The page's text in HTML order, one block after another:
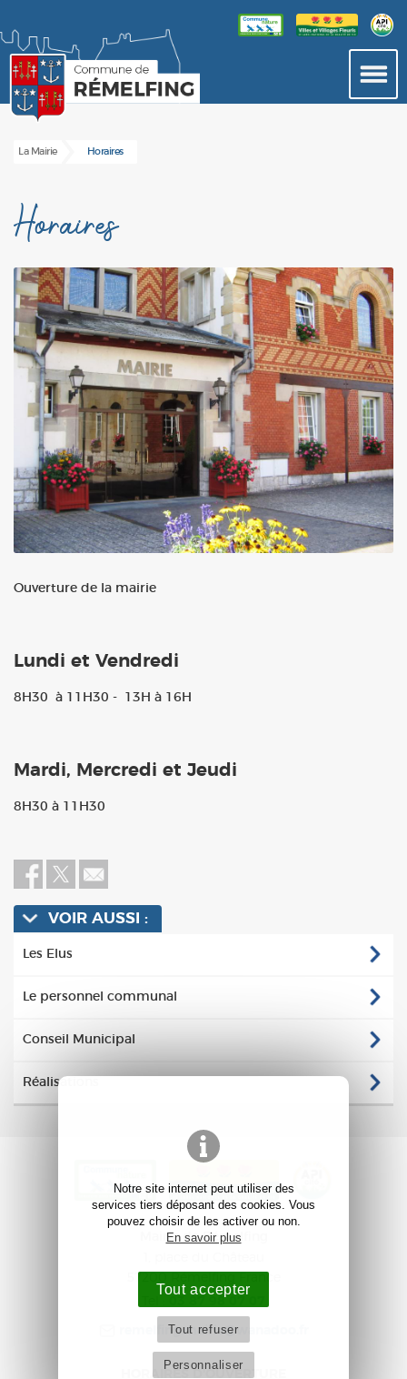
Notre site internet peut utiliser des
services tiers déposant des cookies. Vous
pouvez choisir de les activer ou non.
En savoir plus
Tout accepter
Tout refuser
Personnaliser
La Mairie Horaires
Horaires
Ouverture de la mairie
Lundi et Vendredi
8H30 à 11H30 - 13H à 16H
Mardi, Mercredi et Jeudi
8H30 à 11H30
VOIR AUSSI :
Les Elus
Le personnel communal
Conseil Municipal
Réalisations
Mairie de Rémelfing
57200 Rémelfing France
03 87 98 07 07
remelfing.mairie@wanadoo.fr